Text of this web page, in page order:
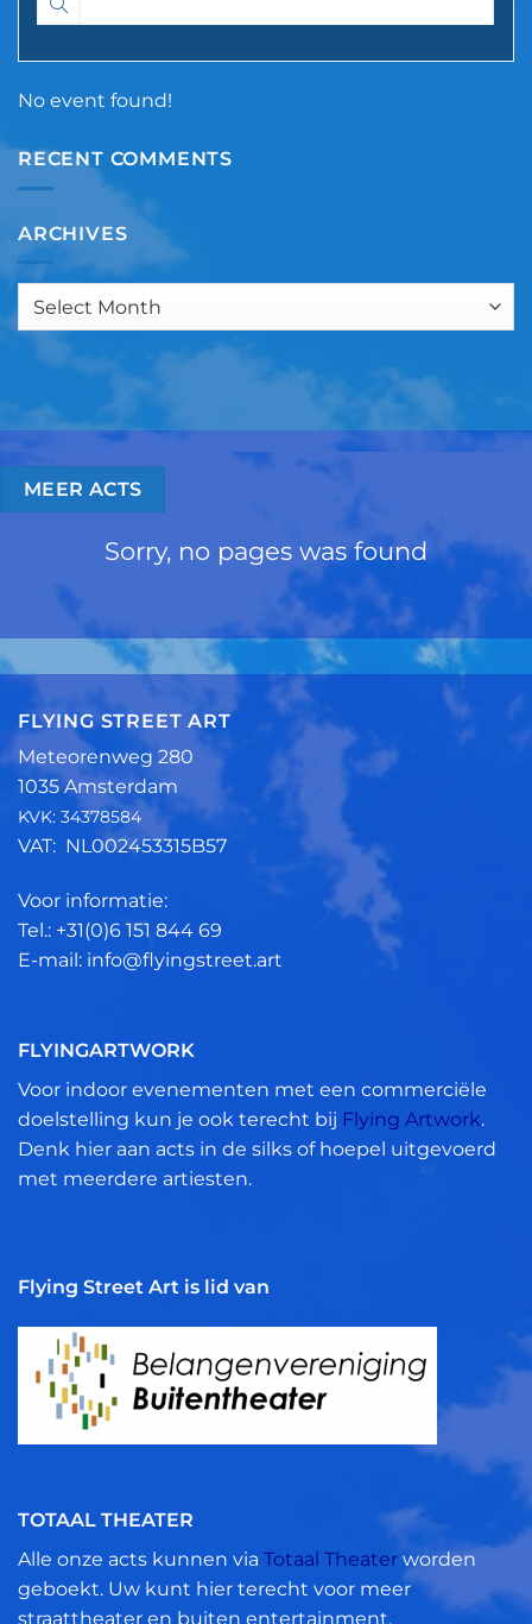
No event found!
RECENT COMMENTS
ARCHIVES
Archives
MEER ACTS
Sorry, no pages was found
FLYING STREET ART
Meteorenweg 280
1035 Amsterdam
KVK: 34378584
VAT: NL002453315B57
Voor informatie:
Tel.: +31(0)6 151 844 69
E-mail: info@flyingstreet.art
FLYINGARTWORK
Voor indoor evenementen met een commerciële
doelstelling kun je ook terecht bij Flying Artwork.
Denk hier aan acts in de silks of hoepel uitgevoerd
met meerdere artiesten.
Flying Street Art is lid van
TOTAAL THEATER
Alle onze acts kunnen via Totaal Theater worden
geboekt. Uw kunt hier terecht voor meer
straattheater en buiten entertainment.